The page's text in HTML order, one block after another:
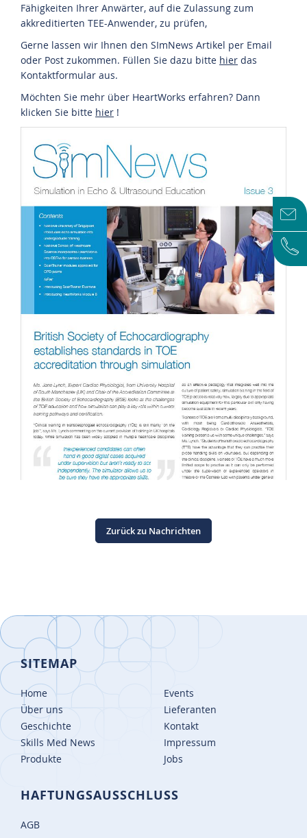
Fähigkeiten Ihrer Anwärter, auf die Zulassung zum
akkreditierten TEE-Anwender, zu prüfen,
Gerne lassen wir Ihnen den SImNews Artikel per Email
oder Post zukommen. Füllen Sie dazu bitte hier das
Kontaktformular aus.
Möchten Sie mehr über HeartWorks erfahren? Dann
klicken Sie bitte hier !
Zurück zu Nachrichten
SITEMAP
Home
Über uns
Geschichte
Skills Med News
Produkte
Events
Lieferanten
Kontakt
Impressum
Jobs
HAFTUNGSAUSSCHLUSS
AGB